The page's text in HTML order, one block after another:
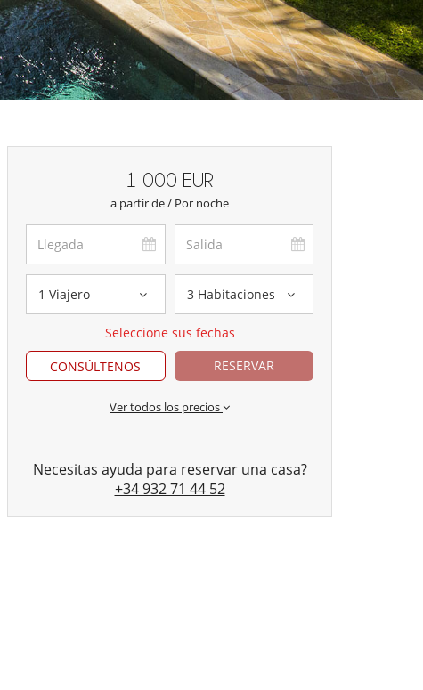
1 000 EUR
a partir de / Por noche
1 Viajero 3 Habitaciones
Seleccione sus fechas
CONSÚLTENOS
RESERVAR
Ver todos los precios
Necesitas ayuda para reservar una casa?
+34 932 71 44 52